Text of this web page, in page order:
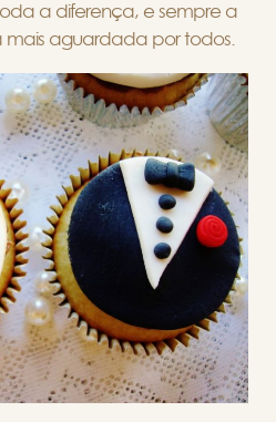
a diferença, e sempre a
aguardada por todos.